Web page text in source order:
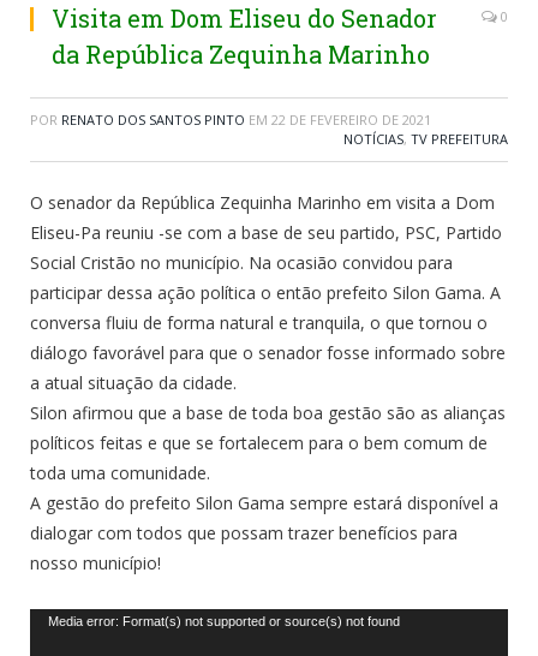
Visita em Dom Eliseu do Senador
da República Zequinha Marinho
0
POR RENATO DOS SANTOS PINTO EM 22 DE FEVEREIRO DE 2021
NOTÍCIAS, TV PREFEITURA
O senador da República Zequinha Marinho em visita a Dom
Eliseu-Pa reuniu -se com a base de seu partido, PSC, Partido
Social Cristão no município. Na ocasião convidou para
participar dessa ação política o então prefeito Silon Gama. A
conversa fluiu de forma natural e tranquila, o que tornou o
diálogo favorável para que o senador fosse informado sobre
a atual situação da cidade.
Silon afirmou que a base de toda boa gestão são as alianças
políticos feitas e que se fortalecem para o bem comum de
toda uma comunidade.
A gestão do prefeito Silon Gama sempre estará disponível a
dialogar com todos que possam trazer benefícios para
nosso município!
Tocador
Media error: Format(s) not supported or source(s) not found